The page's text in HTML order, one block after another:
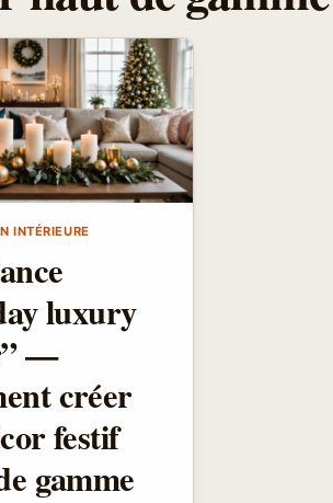
INTÉRIEURE
luxury
—
créer
festif
gamme